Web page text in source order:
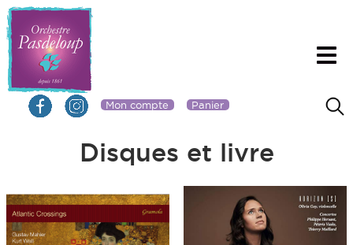
Mon compte Panier
Disques et livre